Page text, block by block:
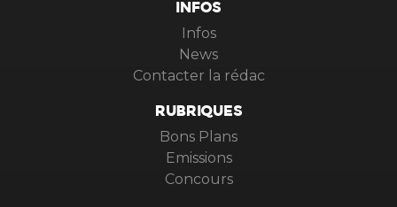
INFOS
Infos
News
Contacter la rédac
RUBRIQUES
Bons Plans
Emissions
Concours